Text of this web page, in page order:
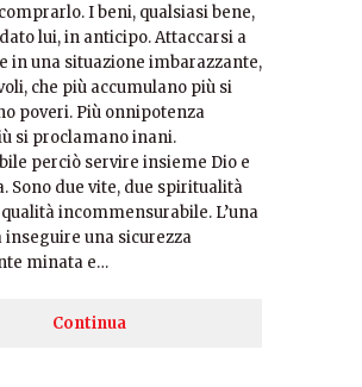
I beni, qualsiasi bene,
dato lui, in anticipo. Attaccarsi a
in una situazione imbarazzante,
che più accumulano più si
poveri. Più onnipotenza
si proclamano inani.
perciò servire insieme Dio e
Sono due vite, due spiritualità
incommensurabile. L’una
una sicurezza
minata e…
Continua